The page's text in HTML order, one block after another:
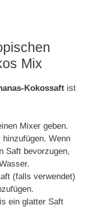
Mix
Kokossaft ist
Mixer geben.
Wenn
Saft bevorzugen,
(falls verwendet)
ein glatter Saft